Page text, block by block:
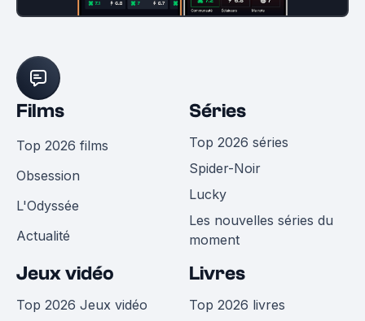
Films
Top 2026 films
Obsession
L'Odyssée
Actualité
Séries
Top 2026 séries
Spider-Noir
Lucky
Les nouvelles séries du
moment
Jeux vidéo
Top 2026 Jeux vidéo
Livres
Top 2026 livres